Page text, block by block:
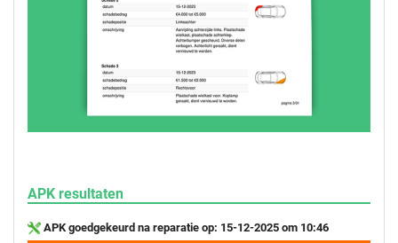
APK resultaten
APK goedgekeurd na reparatie op: 15-12-2025 om 10:46